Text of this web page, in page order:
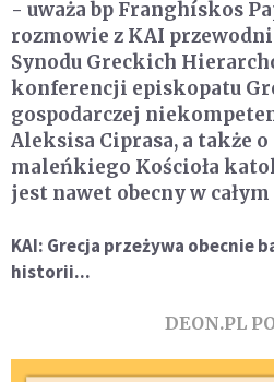
- uważa bp Franghískos
rozmowie z KAI
Synodu Greckich
konferencji episkopatu
gospodarczej
Aleksisa Ciprasa, a także
maleńkiego Kościoła
jest nawet obecny w
KAI: Grecja przeżywa obecnie
historii...
DEON.PL